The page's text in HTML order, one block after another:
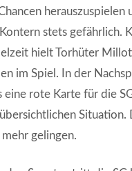
herauszuspielen
stets gefährlich.
hielt Torhüter
im Spiel. In der
eine rote Karte für die
Situation.
gelingen.